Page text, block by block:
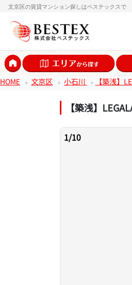
文京区の賃貸マンション探しはベステックスで
HOME 文京区 小石川 【築浅】
【築浅】
1/10